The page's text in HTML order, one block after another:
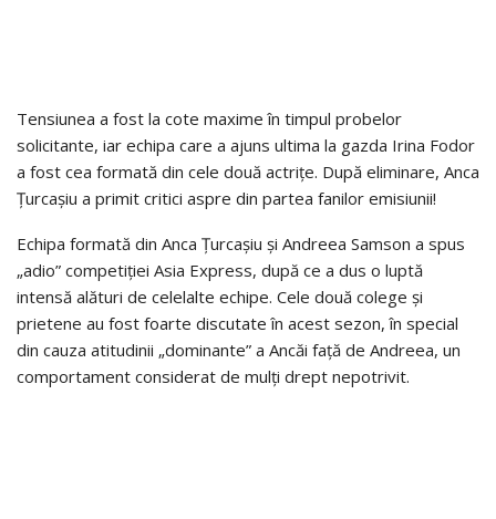
Tensiunea a fost la cote maxime în timpul probelor
solicitante, iar echipa care a ajuns ultima la gazda Irina Fodor
a fost cea formată din cele două actrițe. După eliminare, Anca
Țurcașiu a primit critici aspre din partea fanilor emisiunii!
Echipa formată din Anca Țurcașiu și Andreea Samson a spus
„adio” competiției Asia Express, după ce a dus o luptă
intensă alături de celelalte echipe. Cele două colege și
prietene au fost foarte discutate în acest sezon, în special
din cauza atitudinii „dominante” a Ancăi față de Andreea, un
comportament considerat de mulți drept nepotrivit.